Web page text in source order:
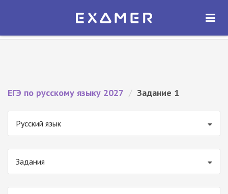
Экзамер — ЕГЭ 2027
ОТКРЫТЬ
ЕГЭ по русскому языку 2027 / Задание 1
Русский язык
Задания